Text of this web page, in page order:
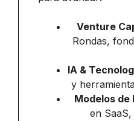
Venture
Rondas,
IA &
y
Modelos de
en